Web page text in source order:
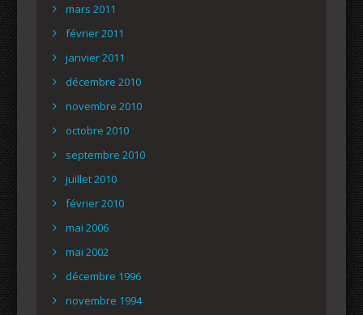
mars 2011
février 2011
janvier 2011
décembre 2010
novembre 2010
octobre 2010
septembre 2010
juillet 2010
février 2010
mai 2006
mai 2002
décembre 1996
novembre 1994